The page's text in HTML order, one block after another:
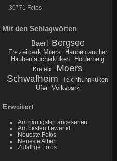
30771 Fotos
Mit den Schlagwörten
Baerl Bergsee
Freizeitpark Moers
Haubentaucher
Haubentaucherküken
Holderberg
Krefeld
Moers
Schwafheim
Teichhuhnküken
Ufer
Volkspark
Erweitert
Am häufigsten angesehen
Am besten bewertet
Neueste Fotos
Neueste Alben
Zufällige Fotos